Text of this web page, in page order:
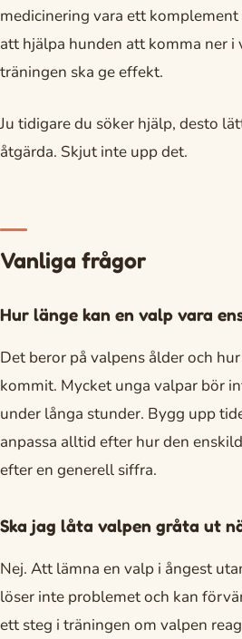
medicinering vara ett
att hjälpa hunden att komma ner
träningen ska ge effekt.
Ju tidigare du söker hjälp, desto
åtgärda. Skjut inte upp det.
Vanliga frågor
Hur länge kan en valp vara
Det beror på valpens ålder och
kommit. Mycket unga valpar bör
under långa stunder. Bygg upp
anpassa alltid efter hur den
efter en generell siffra.
Ska jag låta valpen gråta ut
Nej. Att lämna en valp i ångest
löser inte problemet och kan
ett steg i träningen om valpen